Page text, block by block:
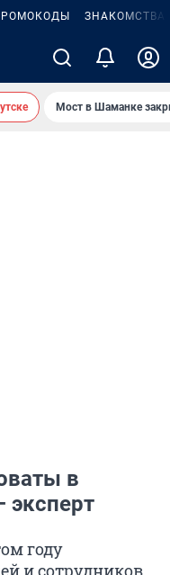
ЗНАКОМСТВА
Мост в Шаманке
в
эксперт
году
и сотрудников